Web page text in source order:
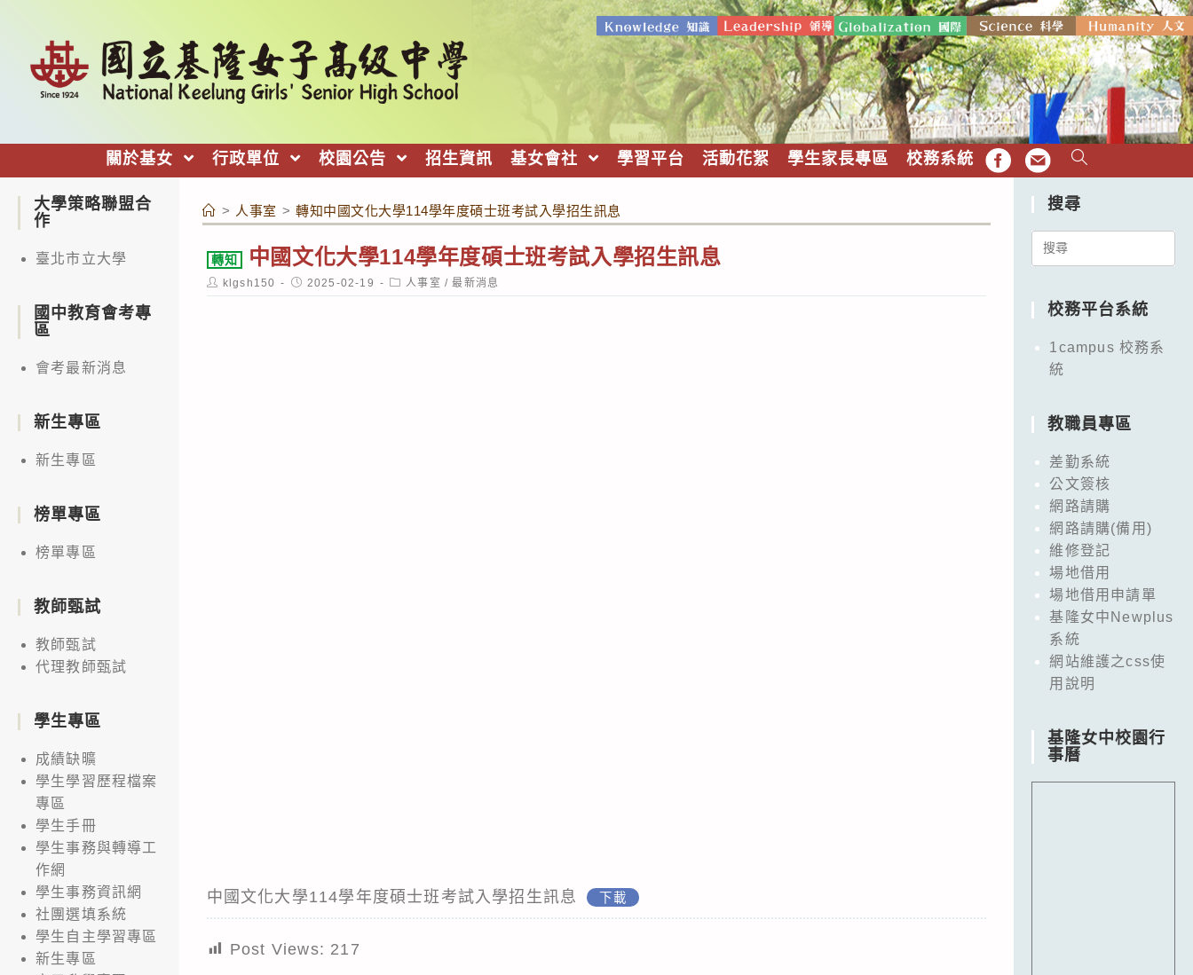
關於基女 行政單位 校園公告 招生資訊 基女會社 學習平台 活動花絮 學生家長專區 校務系統 FB EMAIL
> 人事室 > 轉知中國文化大學114學年度碩士班考試入學招生訊息
轉知 中國文化大學114學年度碩士班考試入學招生訊息
Post
author:
klgsh150
Post
published:
2025-02-19
Post
category:
人事室 / 最新消息
中國文化大學114學年度碩士班考試入學招生訊息 下載
Post Views: 217
大學策略聯盟合
作
臺北市立大學
國中教育會考專
區
會考最新消息
新生專區
新生專區
榜單專區
榜單專區
教師甄試
教師甄試
代理教師甄試
學生專區
成績缺曠
學生學習歷程檔案
專區
學生手冊
學生事務與轉導工
作網
學生事務資訊網
社團選填系統
學生自主學習專區
新生專區
搜尋
Search
校務平台系統
1campus 校務系
統
教職員專區
差勤系統
公文簽核
網路請購
網路請購(備用)
維修登記
場地借用
場地借用申請單
基隆女中Newplus
系統
網站維護之css使
用說明
基隆女中校園行
事曆